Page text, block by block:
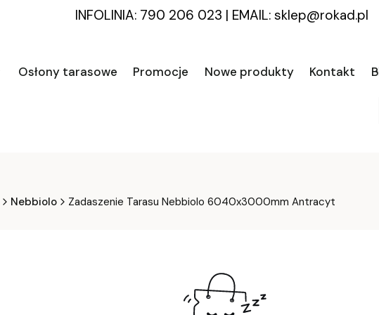
INFOLINIA: 790 206 023 | EMAIL: sklep@rokad.pl
Osłony tarasowe Promocje Nowe produkty Kontakt
Nebbiolo Zadaszenie Tarasu Nebbiolo 6040x3000mm Antracyt